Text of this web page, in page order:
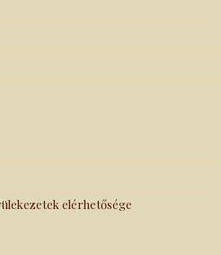
elérhetősége